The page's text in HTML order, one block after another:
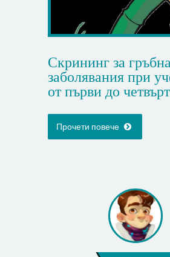
Скрининг за
заболявания при
от първи до
Прочети повече